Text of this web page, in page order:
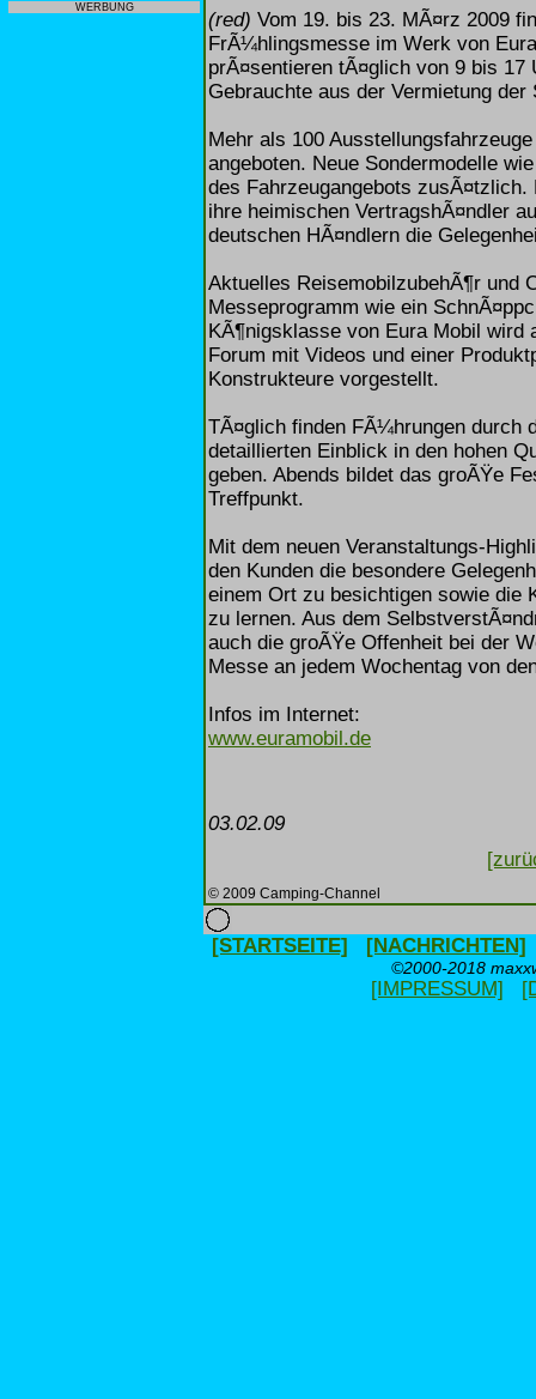
WERBUNG
(red) Vom 19. bis 23. MÃ¤rz 2009
FrÃ¼hlingsmesse im Werk von
prÃ¤sentieren tÃ¤glich von 9 bis
Gebrauchte aus der Vermietung
Mehr als 100
angeboten. Neue Sondermodelle
des Fahrzeugangebots
ihre heimischen VertragshÃ¤ndler
deutschen HÃ¤ndlern die
Aktuelles ReisemobilzubehÃ¶r und
Messeprogramm wie ein
KÃ¶nigsklasse von Eura Mobil wird
Forum mit Videos und einer
Konstrukteure vorgestellt.
TÃ¤glich finden FÃ¼hrungen durch
detaillierten Einblick in den hohen
geben. Abends bildet das groÃŸe
Treffpunkt.
Mit dem neuen Veranstaltungs-
den Kunden die besondere
einem Ort zu besichtigen sowie die
zu lernen. Aus dem
auch die groÃŸe Offenheit bei der
Messe an jedem Wochentag von
Infos im Internet:
www.euramobil.de
03.02.09
© 2009 Camping-Channel
[STARTSEITE] [NACHRICHTEN]
©2000-2018
[IMPRESSUM]